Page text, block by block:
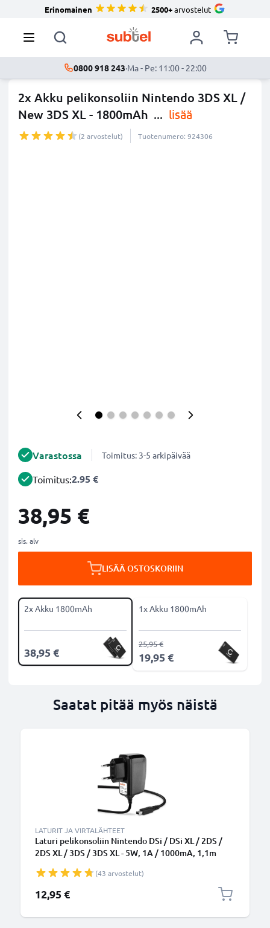
Erinomainen 2500+arvostelut
0800 918 243·Ma - Pe: 11:00 - 22:00
2x Akku pelikonsoliin Nintendo 3DS XL /
New 3DS XL - 1800mAh ... lisää
(2 arvostelut) Tuotenumero: 924306
Varastossa Toimitus: 3-5 arkipäivää
Toimitus:2.95 €
38,95 €
sis. alv
LISÄÄ OSTOSKORIIN
2x Akku 1800mAh
38,95 €
1x Akku 1800mAh
19,95 €
25,95 €
Saatat pitää myös näistä
LATURIT JA VIRTALÄHTEET
Laturi pelikonsoliin Nintendo DSi / DSi XL / 2DS /
2DS XL / 3DS / 3DS XL - 5W, 1A / 1000mA, 1,1m
(43 arvostelut)
12,95 €